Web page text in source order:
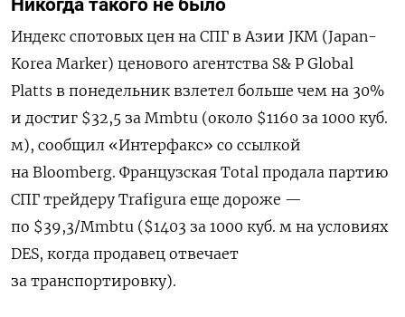
Индекс спотовых цен на СПГ в Азии JKM (Japan-
Korea Marker) ценового агентства S& P Global
Platts в понедельник взлетел больше чем на 30%
и достиг $32,5 за Mmbtu (около $1160 за 1000 куб.
м), сообщил «Интерфакс» со ссылкой
на Bloomberg. Французская Total продала партию
СПГ трейдеру Trafigura еще дороже —
по $39,3/Mmbtu ($1403 за 1000 куб. м на условиях
DES, когда продавец отвечает
за транспортировку).